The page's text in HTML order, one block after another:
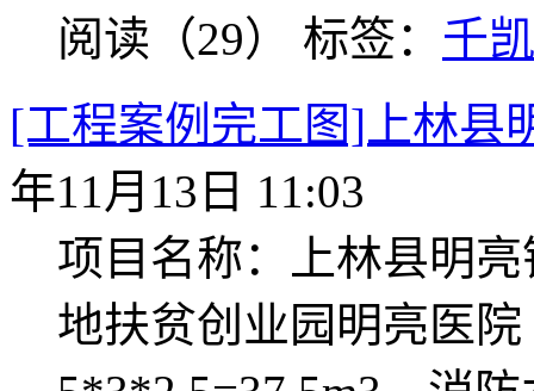
阅读（29） 标签： 千
[工程案例完工图]上林县
年11月13日 11:03
项目名称：上林县明
地扶贫创业园明亮医